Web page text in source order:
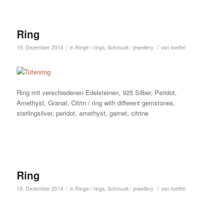
Ring
19. Dezember 2014 / in Ringe / rings, Schmuck / jewellery / von toeffel
Ring mit verschiedenen Edelsteinen, 925 Silber, Peridot,
Amethyst, Granat, Citrin / ring with different gemstones,
sterlingsilver, peridot, amethyst, garnet, citrine
Ring
19. Dezember 2014 / in Ringe / rings, Schmuck / jewellery / von toeffel